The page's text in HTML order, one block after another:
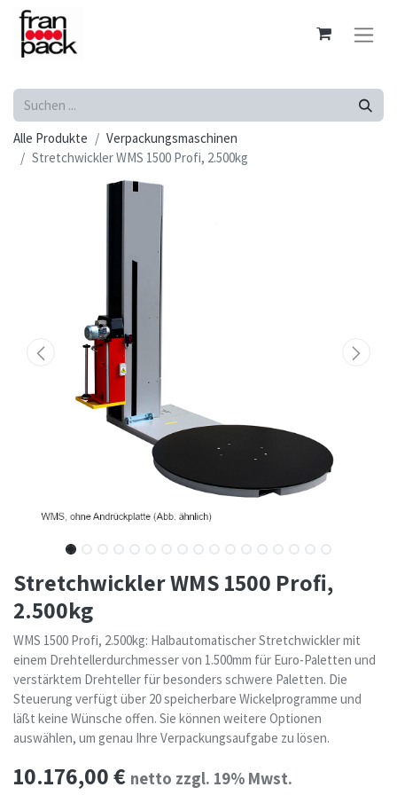
Alle Produkte
Verpackungsmaschinen
Stretchwickler WMS 1500 Profi, 2.500kg
Stretchwickler WMS 1500 Profi,
2.500kg
WMS 1500 Profi, 2.500kg: Halbautomatischer Stretchwickler mit
einem Drehtellerdurchmesser von 1.500mm für Euro-Paletten und
verstärktem Drehteller für besonders schwere Paletten. Die
Steuerung verfügt über 20 speicherbare Wickelprogramme und
läßt keine Wünsche offen. Sie können weitere Optionen
auswählen, um genau Ihre Verpackungsaufgabe zu lösen.
10.176,00€ netto zzgl. 19% Mwst.